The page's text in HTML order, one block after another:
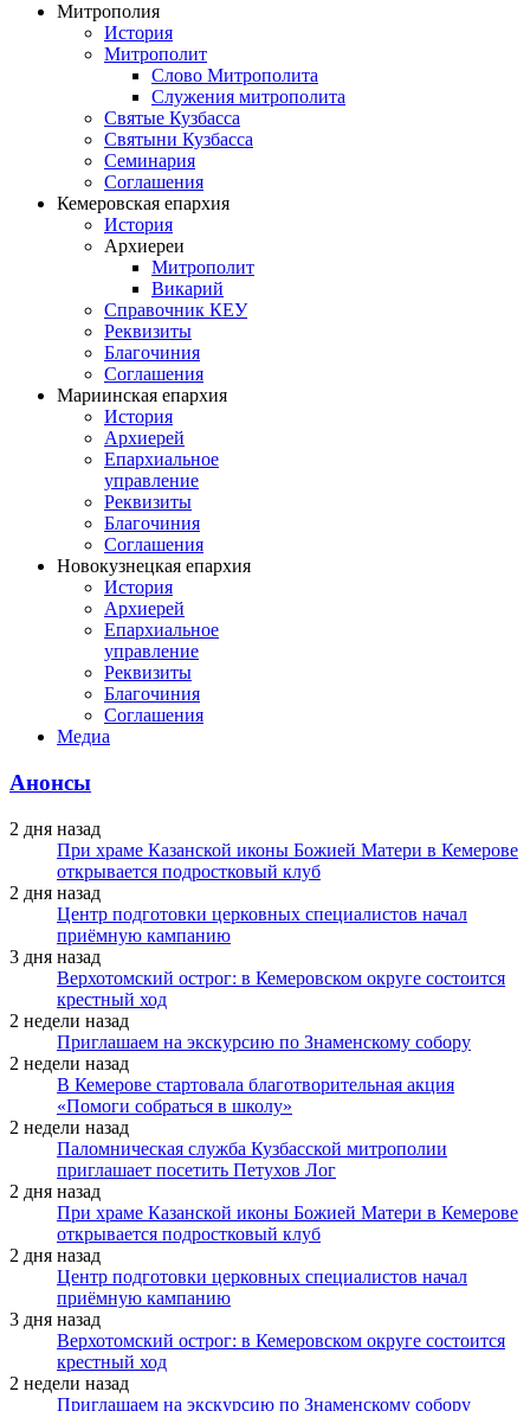
Митрополия
История
Митрополит
Слово Митрополита
Служения митрополита
Святые Кузбасса
Святыни Кузбасса
Семинария
Соглашения
Кемеровская епархия
История
Архиереи
Митрополит
Викарий
Справочник КЕУ
Реквизиты
Благочиния
Соглашения
Мариинская епархия
История
Архиерей
Епархиальное
управление
Реквизиты
Благочиния
Соглашения
Новокузнецкая епархия
История
Архиерей
Епархиальное
управление
Реквизиты
Благочиния
Соглашения
Медиа
Анонсы
2 дня назад
При храме Казанской иконы Божией Матери в Кемерове
открывается подростковый клуб
2 дня назад
Центр подготовки церковных специалистов начал
приёмную кампанию
3 дня назад
Верхотомский острог: в Кемеровском округе состоится
крестный ход
2 недели назад
Приглашаем на экскурсию по Знаменскому собору
2 недели назад
В Кемерове стартовала благотворительная акция
«Помоги собраться в школу»
2 недели назад
Паломническая служба Кузбасской митрополии
приглашает посетить Петухов Лог
2 дня назад
При храме Казанской иконы Божией Матери в Кемерове
открывается подростковый клуб
2 дня назад
Центр подготовки церковных специалистов начал
приёмную кампанию
3 дня назад
Верхотомский острог: в Кемеровском округе состоится
крестный ход
2 недели назад
Приглашаем на экскурсию по Знаменскому собору